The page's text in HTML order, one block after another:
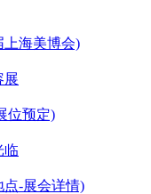
上海美博会)
展
位预定)
临
点-展会详情)